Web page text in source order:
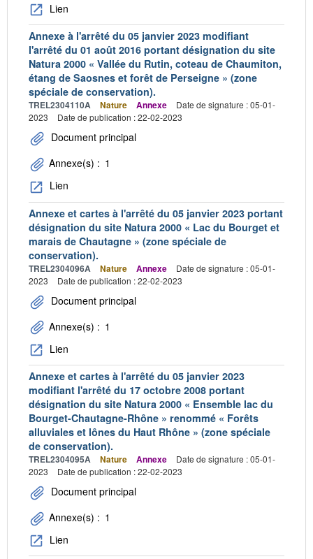
Lien
Annexe à l'arrêté du 05 janvier 2023 modifiant
l'arrêté du 01 août 2016 portant désignation du site
Natura 2000 « Vallée du Rutin, coteau de Chaumiton,
étang de Saosnes et forêt de Perseigne » (zone
spéciale de conservation).
TREL2304110A Nature Annexe
Date de signature : 05-01-
2023
Date de publication : 22-02-2023
Document principal
Annexe(s) : 1
Lien
Annexe et cartes à l'arrêté du 05 janvier 2023 portant
désignation du site Natura 2000 « Lac du Bourget et
marais de Chautagne » (zone spéciale de
conservation).
TREL2304096A Nature Annexe
Date de signature : 05-01-
2023
Date de publication : 22-02-2023
Document principal
Annexe(s) : 1
Lien
Annexe et cartes à l'arrêté du 05 janvier 2023
modifiant l'arrêté du 17 octobre 2008 portant
désignation du site Natura 2000 « Ensemble lac du
Bourget-Chautagne-Rhône » renommé « Forêts
alluviales et lônes du Haut Rhône » (zone spéciale
de conservation).
TREL2304095A Nature Annexe
Date de signature : 05-01-
2023
Date de publication : 22-02-2023
Document principal
Annexe(s) : 1
Lien